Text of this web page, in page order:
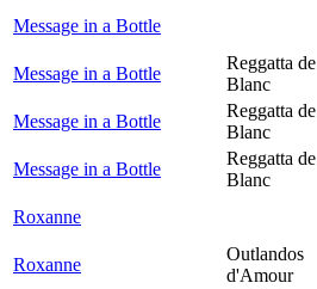
Message in a Bottle
Message in a Bottle
Reggatta de
Blanc
Message in a Bottle
Reggatta de
Blanc
Message in a Bottle
Reggatta de
Blanc
Roxanne
Roxanne
Outlandos
d'Amour